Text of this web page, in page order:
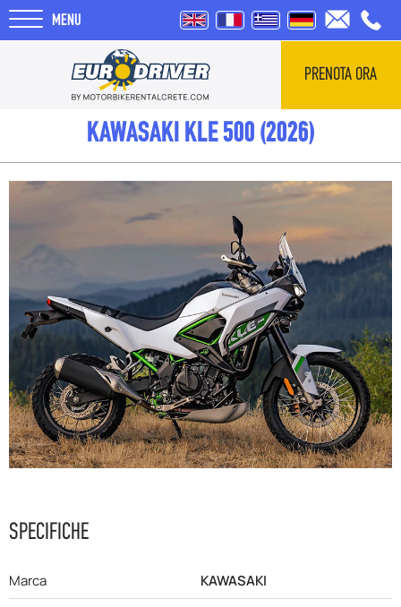
MENU
PRENOTA ORA
NOLEGGI
CHI SIAMO
RECENSIONI
TOUR
BLOG
F.A.Q
KAWASAKI KLE 500 (2026)
SPECIFICHE
Marca
KAWASAKI